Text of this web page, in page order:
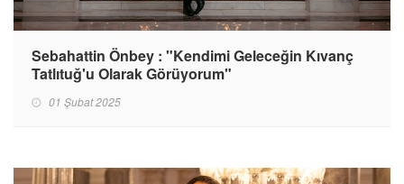
Sebahattin Önbey : "Kendimi Geleceğin Kıvanç
Tatlıtuğ'u Olarak Görüyorum"
01 Şubat 2025